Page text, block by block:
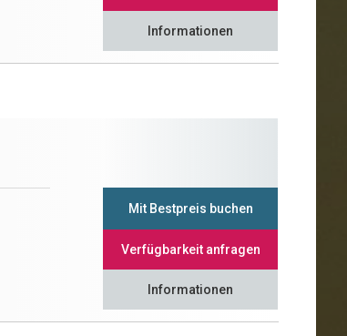
Informationen
Mit Bestpreis buchen
Verfügbarkeit anfragen
Informationen